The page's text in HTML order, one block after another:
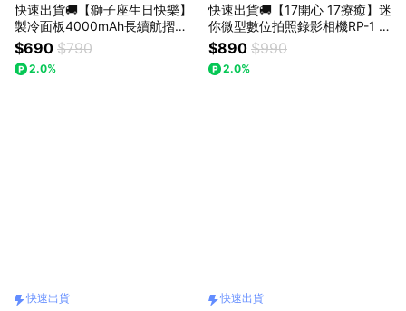
快速出貨🚚【獅子座生日快樂】
製冷面板4000mAh長續航摺疊
頸掛手持風扇RK28 RASTO
$690 $790
2.0%
快速出貨🚚【17開心 17療癒】迷
你微型數位拍照錄影相機RP-1 R
ASTO
$890 $990
2.0%
快速出貨 快速出貨